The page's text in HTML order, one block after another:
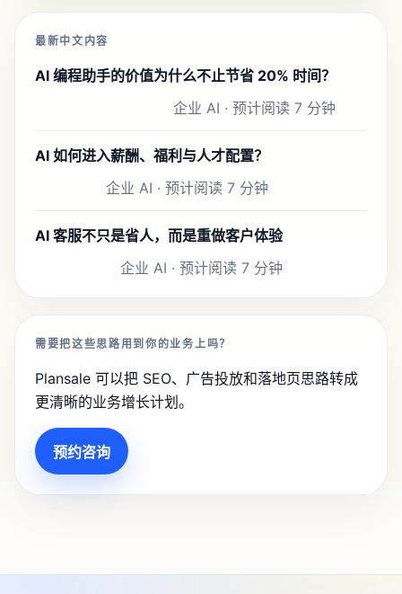
最新中文内容
AI 编程助手的价值为什么不止节省 20% 时间？
企业 AI · 预计阅读 7 分钟
AI 如何进入薪酬、福利与人才配置？
企业 AI · 预计阅读 7 分钟
AI 客服不只是省人，而是重做客户体验
企业 AI · 预计阅读 7 分钟
需要把这些思路用到你的业务上吗？
Plansale 可以把 SEO、广告投放和落地页思路转成
更清晰的业务增长计划。
预约咨询